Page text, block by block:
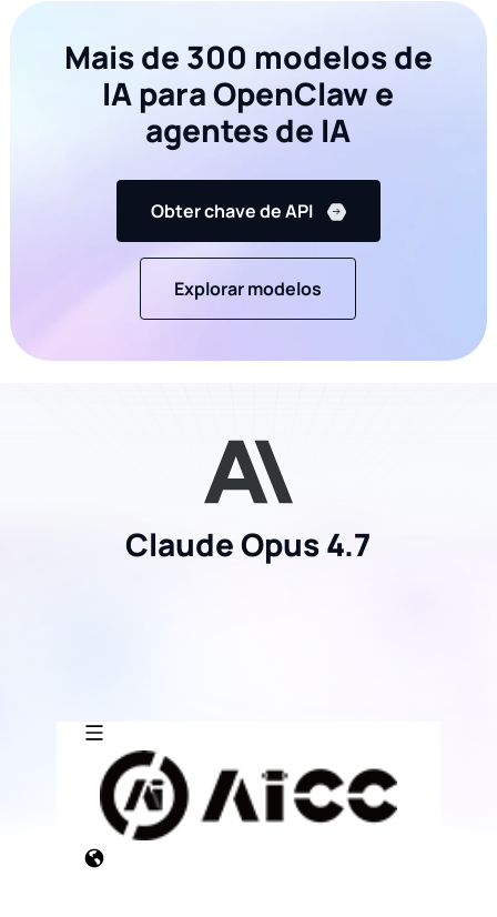
Mais de 300 modelos de
IA para OpenClaw e
agentes de IA
Obter chave de API
Explorar modelos
Claude Opus 4.7